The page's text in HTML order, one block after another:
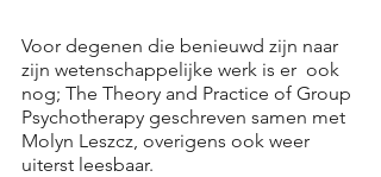
Voor degenen die benieuwd zijn naar
zijn wetenschappelijke werk is er  ook
nog; The Theory and Practice of Group
Psychotherapy geschreven samen met
Molyn Leszcz, overigens ook weer
uiterst leesbaar.